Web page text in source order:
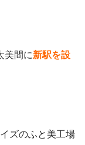
美間に新駅を設
ズのふと美工場